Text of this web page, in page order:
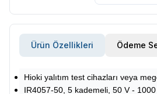
Ürün Özellikleri Ödeme
Hioki yalıtım test cihazları veya
IR4057-50, 5 kademeli, 50 V - 1000